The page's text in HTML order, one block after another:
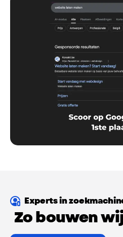
Experts in
Zobouwen